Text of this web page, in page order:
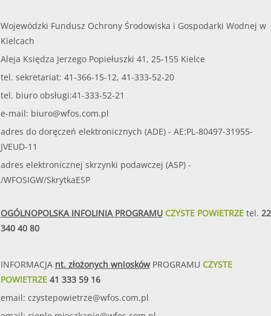
Wojewódzki Fundusz Ochrony Środowiska i Gospodarki Wodnej w
Kielcach
Aleja Księdza Jerzego Popiełuszki 41, 25-155 Kielce
tel. sekretariat: 41-366-15-12, 41-333-52-20
tel. biuro obsługi:41-333-52-21
e-mail: biuro@wfos.com.pl
adres do doręczeń elektronicznych (ADE) - AE:PL-80497-31955-
JVEUD-11
adres elektronicznej skrzynki podawczej (ASP) -
/WFOSIGW/SkrytkaESP
OGÓLNOPOLSKA INFOLINIA PROGRAMUCZYSTE POWIETRZEtel. 22
340 40 80
INFORMACJA nt. złożonych wnioskówPROGRAMU CZYSTE
POWIETRZE41 333 59 16
email: czystepowietrze@wfos.com.pl